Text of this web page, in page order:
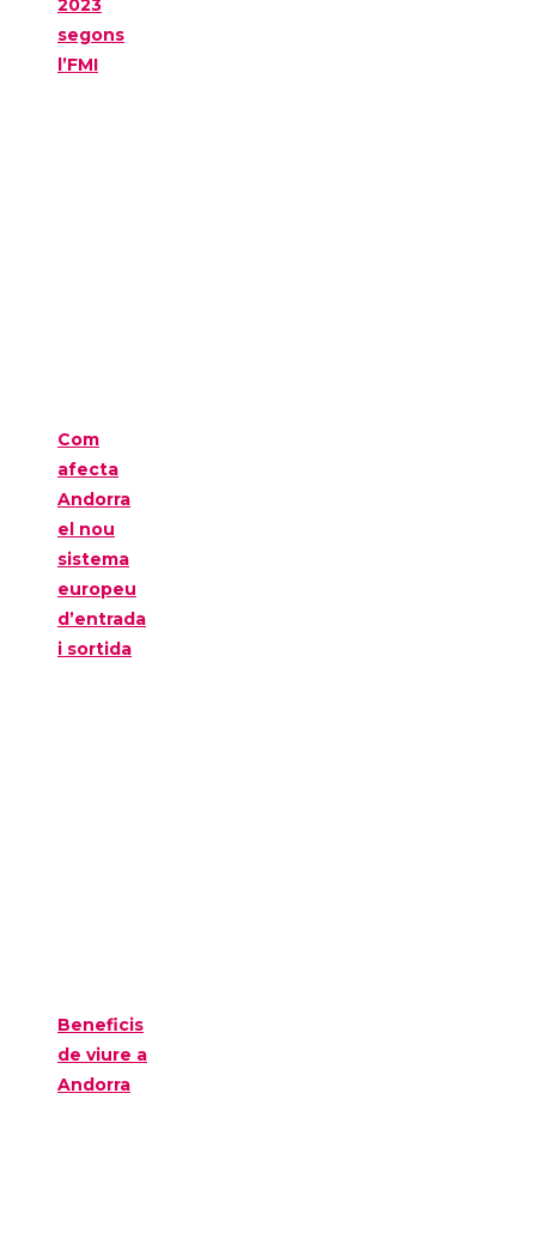
2023
segons
l’FMI
Com
afecta
Andorra
el nou
sistema
europeu
d’entrada
i sortida
Beneficis
de viure a
Andorra